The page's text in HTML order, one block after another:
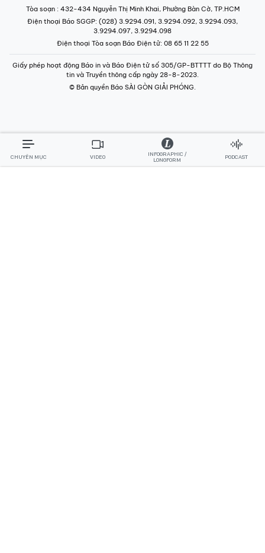
Tòa soạn : 432-434 Nguyễn Thị Minh Khai, Phường Bàn Cờ, TP.HCM
Điện thoại Báo SGGP: (028) 3.9294.091, 3.9294.092, 3.9294.093,
3.9294.097, 3.9294.098
Điện thoại Tòa soạn Báo Điện tử: 08 65 11 22 55
Giấy phép hoạt động Báo in và Báo Điện tử số 305/GP-BTTTT do Bộ Thông
tin và Truyền thông cấp ngày 28-8-2023.
© Bản quyền Báo SÀI GÒN GIẢI PHÓNG.
CHUYÊN MỤC VIDEO
INFOGRAPHIC /
LONGFORM
PODCAST